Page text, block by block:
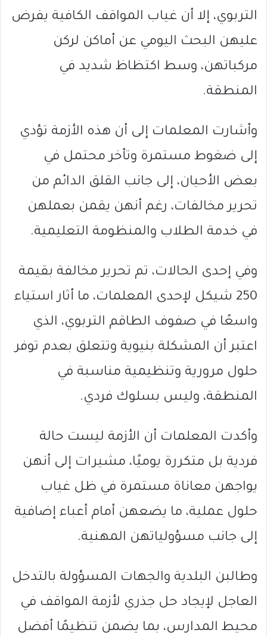
التربوي، إلا أن غياب المواقف الكافية يفرض
عليهن البحث اليومي عن أماكن لركن
مركباتهن، وسط اكتظاظ شديد في
المنطقة.
وأشارت المعلمات إلى أن هذه الأزمة تؤدي
إلى ضغوط مستمرة وتأخر محتمل في
بعض الأحيان، إلى جانب القلق الدائم من
تحرير مخالفات، رغم أنهن يقمن بعملهن
في خدمة الطلاب والمنظومة التعليمية.
وفي إحدى الحالات، تم تحرير مخالفة بقيمة
250 شيكل لإحدى المعلمات، ما أثار استياء
واسعًا في صفوف الطاقم التربوي، الذي
اعتبر أن المشكلة بنيوية وتتعلق بعدم توفر
حلول مرورية وتنظيمية مناسبة في
المنطقة، وليس بسلوك فردي.
وأكدت المعلمات أن الأزمة ليست حالة
فردية بل متكررة يوميًا، مشيرات إلى أنهن
يواجهن معاناة مستمرة في ظل غياب
حلول عملية، ما يضعهن أمام أعباء إضافية
إلى جانب مسؤولياتهن المهنية.
وطالبن البلدية والجهات المسؤولة بالتدخل
العاجل لإيجاد حل جذري لأزمة المواقف في
محيط المدارس، بما يضمن تنظيمًا أفضل